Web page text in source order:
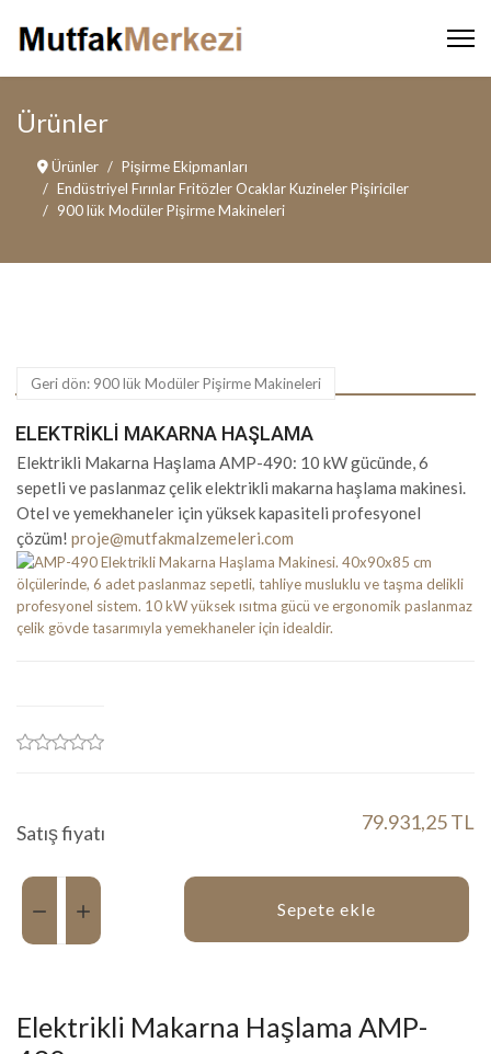
Ürünler
Ürünler
Pişirme Ekipmanları
Endüstriyel Fırınlar Fritözler Ocaklar Kuzineler Pişiriciler
900 lük Modüler Pişirme Makineleri
Geri dön: 900 lük Modüler Pişirme Makineleri
ELEKTRIKLI MAKARNA HAŞLAMA
Elektrikli Makarna Haşlama AMP-490: 10 kW gücünde, 6
sepetli ve paslanmaz çelik elektrikli makarna haşlama makinesi.
Otel ve yemekhaneler için yüksek kapasiteli profesyonel
çözüm! proje@mutfakmalzemeleri.com
Satış fiyatı 79.931,25 TL
Miktar:
Sepete ekle
Elektrikli Makarna Haşlama AMP-